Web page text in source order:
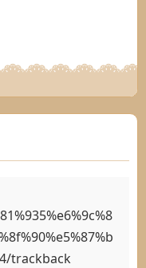
trackback